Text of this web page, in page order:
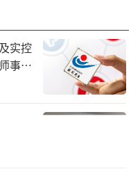
一假期之后，理想
的人员优化，整体
财报显示，理想汽
。按照优化比例
5600 人。具体而
过400人，招聘部
实控
事务